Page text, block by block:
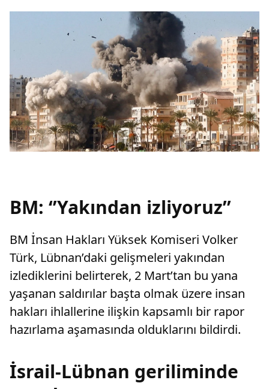
BM: ‘’Yakından izliyoruz’’
BM İnsan Hakları Yüksek Komiseri Volker
Türk, Lübnan’daki gelişmeleri yakından
izlediklerini belirterek, 2 Mart’tan bu yana
yaşanan saldırılar başta olmak üzere insan
hakları ihlallerine ilişkin kapsamlı bir rapor
hazırlama aşamasında olduklarını bildirdi.
İsrail-Lübnan geriliminde